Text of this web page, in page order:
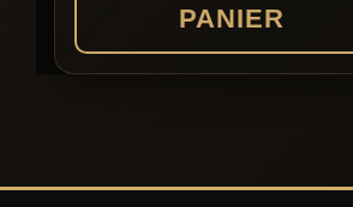
PANIER